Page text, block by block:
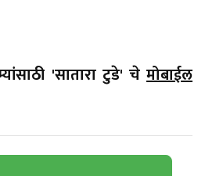
'सातारा टुडे' चे मोबाईल